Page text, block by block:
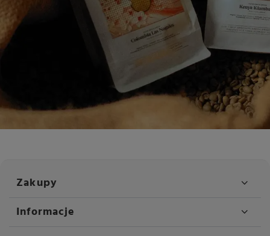
Zakupy
Informacje